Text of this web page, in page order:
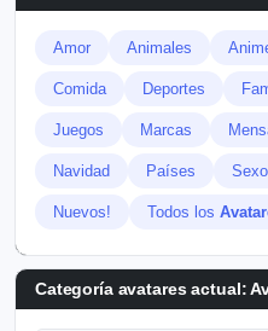
Amor Animales
Comida Deportes
Juegos Marcas
Navidad Países Sexo
Nuevos! Todos los
Categoría avatares actual: